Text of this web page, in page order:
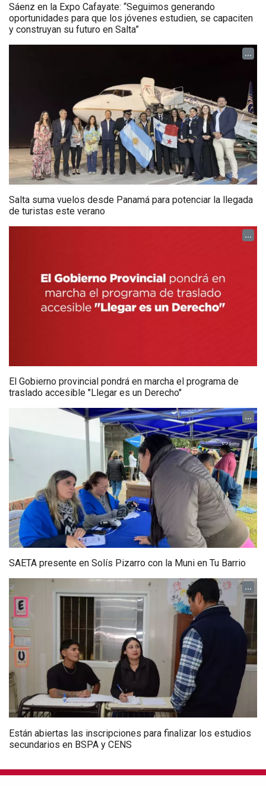
Sáenz en la Expo Cafayate: “Seguimos generando
oportunidades para que los jóvenes estudien, se capaciten
y construyan su futuro en Salta”
...
Salta suma vuelos desde Panamá para potenciar la llegada
de turistas este verano
...
El Gobierno provincial pondrá en marcha el programa de
traslado accesible "Llegar es un Derecho"
...
SAETA presente en Solís Pizarro con la Muni en Tu Barrio
...
Están abiertas las inscripciones para finalizar los estudios
secundarios en BSPA y CENS